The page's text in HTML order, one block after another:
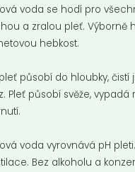
Verde...
pečující šampon pro mastné
Kč/ Kg
voda se hodí pro
a zralou pleť. Výborně
hebkost.
působí do hloubky,
Pleť působí svěže,
voda vyrovnává pH
Bez alkoholu a